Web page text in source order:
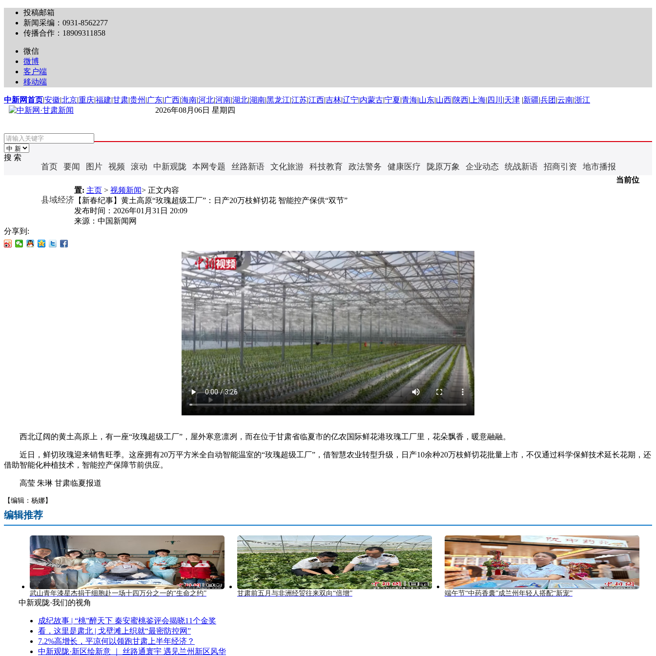
投稿邮箱
新闻采编：0931-8562277
传播合作：18909311858
微信
微博
客户端
移动端
中新网首页|安徽|北京|重庆|福建|甘肃|贵州 |广东|广西|海南|河北|河南|湖北|湖南|黑龙江|江苏|江西|吉林|辽宁|内蒙古|宁夏|青海|山东|山西|陕西| 上海| 四川 |天津 |新疆|兵团 |云南|浙江
2026年08月06日 星期四
搜 索
首页 要闻 图片 视频 滚动 中新观陇 本网专题 丝路新语 文化旅游 科技教育 政法警务 健康医疗 陇原万象 企业动态 统战新语 招商引资 地市播报
县域经济
当前位
置: 主页 > 视频新闻> 正文内容
【新春纪事】黄土高原“玫瑰超级工厂”：日产20万枝鲜切花 智能控产保供“双节”
发布时间： 2026年01月31日 20:09
来源： 中国新闻网
分享到:
西北辽阔的黄土高原上，有一座“玫瑰超级工厂”，屋外寒意凛冽，而在位于甘肃省临夏市的亿农国际鲜花港玫瑰工厂里，花朵飘香，暖意融融。
近日，鲜切玫瑰迎来销售旺季。这座拥有20万平方米全自动智能温室的“玫瑰超级工厂”，借智慧农业转型升级，日产10余种20万枝鲜切花批量上市，不仅通过科学保鲜技术延长花期，还
借助智能化种植技术，智能控产保障节前供应。
高莹 朱琳 甘肃临夏报道
【编辑：杨娜】
编辑推荐
武山青年漆星杰捐干细胞赴一场十四万分之一的“生命之约” 甘肃前五月与非洲经贸往来双向“倍增” 端午节“中药香囊”成兰州年轻人搭配“新宠”
中新观陇·我们的视角
成纪故事 | “桃”醉天下 秦安蜜桃鉴评会揭晓11个金奖
看，这里是肃北 | 戈壁滩上织就“最密防控网”
7.2%高增长，平凉何以领跑甘肃上半年经济？
中新观陇·新区绘新意 ｜ 丝路通寰宇 遇见兰州新区风华